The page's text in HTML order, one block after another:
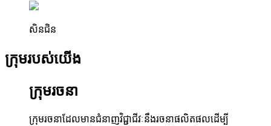
សិនជិន
ក្រុមរបស់យើង
ក្រុមរចនា
ក្រុមរចនាដែលមានជំនាញវិជ្ជាជីវៈនឹងរចនាផលិតផលដើម្បី